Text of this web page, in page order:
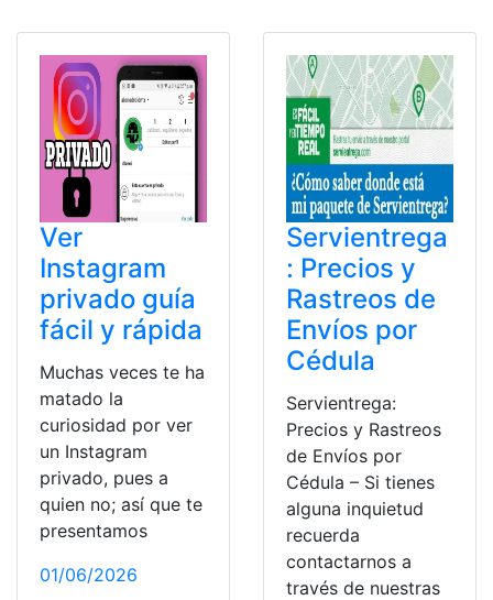
Ver
Instagram
privado guía
fácil y rápida
Muchas veces te ha
matado la
curiosidad por ver
un Instagram
privado, pues a
quien no; así que te
presentamos
01/06/2026
Servientrega
: Precios y
Rastreos de
Envíos por
Cédula
Servientrega:
Precios y Rastreos
de Envíos por
Cédula – Si tienes
alguna inquietud
recuerda
contactarnos a
través de nuestras